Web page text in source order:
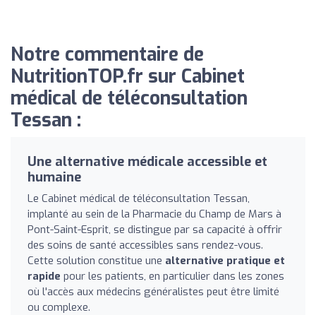
Notre commentaire de
NutritionTOP.fr sur Cabinet
médical de téléconsultation
Tessan :
Une alternative médicale accessible et
humaine
Le Cabinet médical de téléconsultation Tessan,
implanté au sein de la Pharmacie du Champ de Mars à
Pont-Saint-Esprit, se distingue par sa capacité à offrir
des soins de santé accessibles sans rendez-vous.
Cette solution constitue une alternative pratique et
rapide pour les patients, en particulier dans les zones
où l'accès aux médecins généralistes peut être limité
ou complexe.